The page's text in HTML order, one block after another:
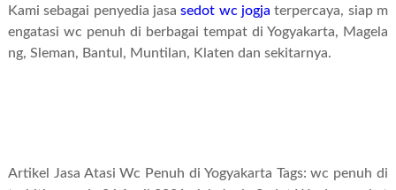
Kami sebagai penyedia jasasedot wc jogja terpercaya, siap m
engatasi wc penuh di berbagai tempat di Yogyakarta, Magela
ng, Sleman, Bantul, Muntilan, Klaten dan sekitarnya.
Artikel Jasa Atasi Wc Penuh di Yogyakarta Tags:wc penuh di